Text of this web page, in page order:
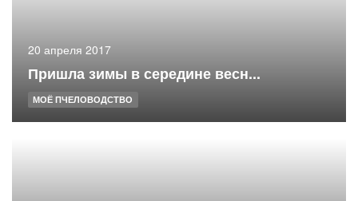
20 апреля 2017
Пришла зимы в середине весн...
МОЁ ПЧЕЛОВОДСТВО